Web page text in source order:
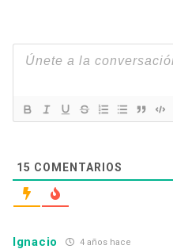
15 COMENTARIOS
Ignacio 4 años hace